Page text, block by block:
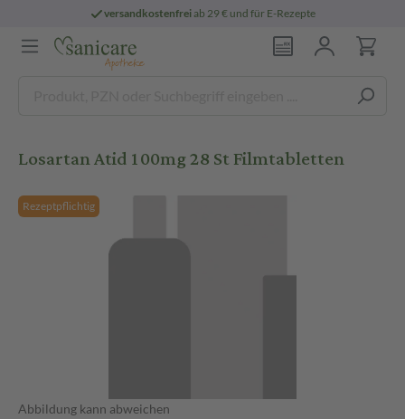
versandkostenfreiab 29 € und für E-Rezepte
Losartan Atid 100mg 28 St Filmtabletten
Rezeptpflichtig
Abbildung kann abweichen